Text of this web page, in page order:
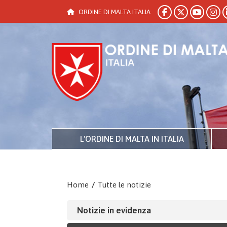
ORDINE DI MALTA ITALIA
L'ORDINE DI MALTA IN ITALIA
Home / Tutte le notizie
Notizie in evidenza